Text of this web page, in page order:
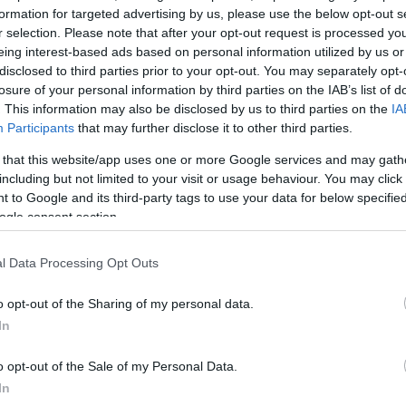
for targeted advertising by us, please use the below opt-out
selection. Please note that after your opt-out request is processed
interest-based ads based on personal information utilized by us
to third parties prior to your opt-out. You may separately
of your personal information by third parties on the IAB’s list of
This information may also be disclosed by us to third parties on the
Participants that may further disclose it to other third parties.
that this website/app uses one or more Google services and may
but not limited to your visit or usage behaviour. You may
to Google and its third-party tags to use your data for below
consent section.
Data Processing Opt Outs
opt-out of the Sharing of my personal data.
opt-out of the Sale of my Personal Data.
egyik legfajsúlyosabbnak nevezte aBarokk freskófestészet
2021-ben az Ünnepi Könyvhét Szép könyv
barokk freskóit mutatja be.
egyebek mellett a
sorozat indító kötetét
be. A könyvből nemcsak a magyar építészet történetében
Művésze címmel kitüntetett építész elhivatott
a kolozsvári író indulását, megítélésének alakulását,
kötet is szerepel: a Molnár Antal válogatott tanulmányait
filozófus
című könyve – Boros Botond Attila